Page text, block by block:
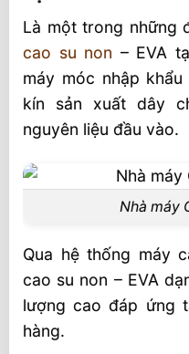
Là một trong những
cao su non – EVA
máy móc nhập
kín sản xuất dây
nguyên liệu đầu vào.
Nhà máy
Qua hệ thống máy
cao su non – EVA
lượng cao đáp ứng
hàng.